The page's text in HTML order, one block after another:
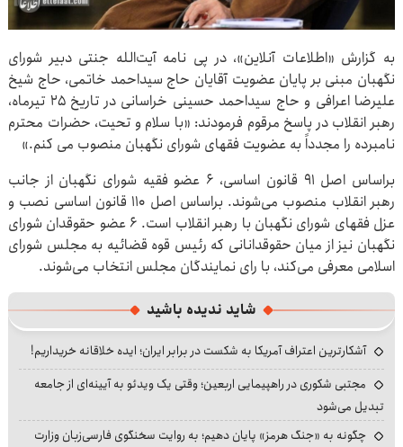
به گزارش «اطلاعات آنلاین»، در پی نامه آیت‌الله جنتی دبیر شورای
نگهبان مبنی بر پایان عضویت آقایان حاج سیداحمد خاتمی، حاج شیخ
علیرضا اعرافی و حاج سیداحمد حسینی خراسانی در تاریخ ۲۵ تیرماه،
رهبر انقلاب در پاسخ مرقوم فرمودند: «با سلام و تحیت، حضرات محترم
نامبرده را مجدداً به عضویت فقهای شورای نگهبان منصوب می کنم.»
براساس اصل ۹۱ قانون اساسی، ۶ عضو فقیه شورای نگهبان از جانب
رهبر انقلاب منصوب می‌شوند. براساس اصل ۱۱۰ قانون اساسی نصب و
عزل فقهای شورای نگهبان با رهبر انقلاب است. ۶ عضو حقوقدان شورای
نگهبان نیز از میان حقوقدانانی که رئیس قوه قضائیه به مجلس شورای
اسلامی معرفی می‌کند، با رای نمایندگان مجلس انتخاب می‌شوند.
شاید ندیده باشید
آشکارترین اعتراف آمریکا به شکست در برابر ایران؛ ایده خلاقانه خریداریم!
مجتبی شکوری در راهپیمایی اربعین؛ وقتی یک ویدئو به آیینه‌ای از جامعه
تبدیل می‌شود
چگونه به «جنگ هرمز» پایان دهیم؛ به روایت سخنگوی فارسی‌زبان وزارت